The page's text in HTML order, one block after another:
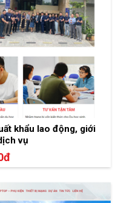
khẩu lao động, giới
vụ